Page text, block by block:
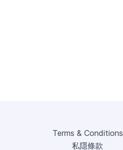
Terms & Conditions
私隱條款